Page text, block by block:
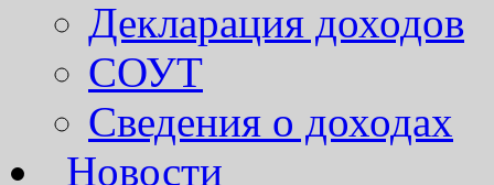
Декларация доходов
СОУТ
Сведения о доходах
Новости